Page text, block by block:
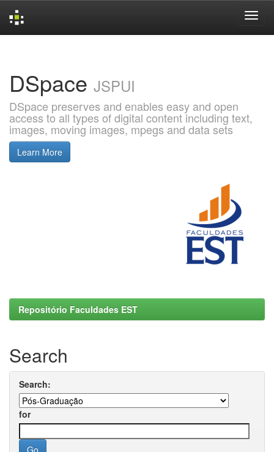
DSpace JSPUI
DSpace preserves and enables easy and open
access to all types of digital content including text,
images, moving images, mpegs and data sets
Learn More
Repositório Faculdades EST
Search
Search:
for